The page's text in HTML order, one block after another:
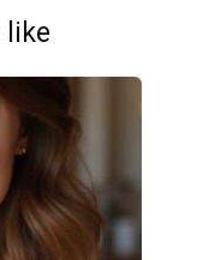
like